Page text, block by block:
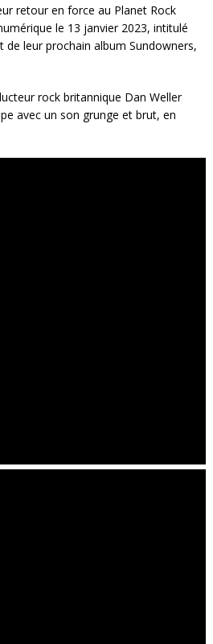
retour en force au Planet Rock
le 13 janvier 2023, intitulé
leur prochain album Sundowners,
rock britannique Dan Weller
avec un son grunge et brut, en